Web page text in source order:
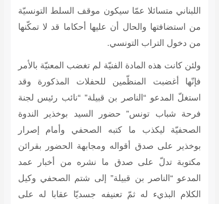
اللبناني متسائلا عمّا سيكون موقف السلط التونسيّة
من استضافتها والحال أن عليها أحكاما قد لا تمكّنها
من دخول التراب التونسي.
ولئن كانت هذه المادة الفنيّة لم تغضب المعنيّة بالأمر
فإنّها أغضبت المنظّمين للحفلات المذكورة وقد
استغلّ المدعو “الناصر بن قبيلة” “نائب رئيس لجنة
فرحة شباب تونس” حضور السيد بوخذير الندوة
الصحفيّة ليكذب ما كتبه الصحفي وأمام إصرار
بوخذير على صدق أقواله ومجابهة الحضور بقرائن
مكتوبة تدلّ على صدق ما نشره من أخبار عمد
المدعو “الناصر بن قبيلة” إلى شتم الصحفي وكيل
الكلام البذيء له ثمّ تعنيفه جسديّا عقابا له على